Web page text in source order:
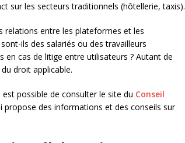
sur les secteurs traditionnels (hôtellerie, taxis).
relations entre les plateformes et les
ils des salariés ou des travailleurs
cas de litige entre utilisateurs ? Autant de
droit applicable.
possible de consulter le site du Conseil
propose des informations et des conseils sur